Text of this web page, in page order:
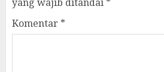
Komentar *